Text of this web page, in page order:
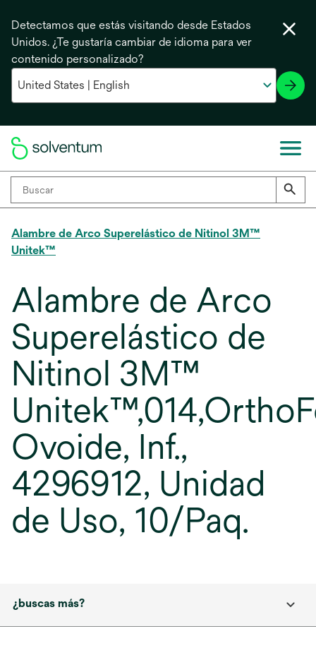
Detectamos que estás visitando desde Estados
Unidos. ¿Te gustaría cambiar de idioma para ver
contenido personalizado?
Alambre de Arco Superelástico de Nitinol 3M™
Unitek™
Alambre de Arco
Superelástico de
Nitinol 3M™
Ovoide, Inf.,
4296912, Unidad
de Uso, 10/Paq.
¿buscas más?